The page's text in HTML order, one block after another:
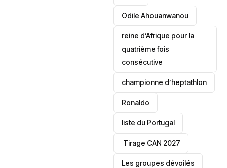
Odile Ahouanwanou
reine d’Afrique pour la
quatrième fois
consécutive
championne d’heptathlon
Ronaldo
liste du Portugal
‎ Tirage CAN 2027
Les groupes dévoilés